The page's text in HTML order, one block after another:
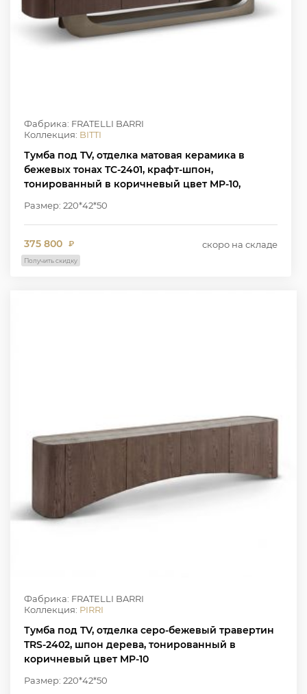
Фабрика: FRATELLI BARRI
Коллекция: BITTI
Тумба под TV, отделка матовая керамика в
бежевых тонах TC-2401, крафт-шпон,
тонированный в коричневый цвет MP-10,
Размер: 220*42*50
375 800 ₽ скоро на складе
Получить скидку
Фабрика: FRATELLI BARRI
Коллекция: PIRRI
Тумба под TV, отделка серо-бежевый травертин
TRS-2402, шпон дерева, тонированный в
коричневый цвет MP-10
Размер: 220*42*50